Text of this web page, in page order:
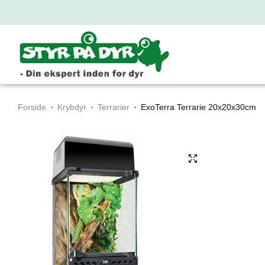
Forside Krybdyr Terrarier ExoTerra Terrarie 20x20x30cm